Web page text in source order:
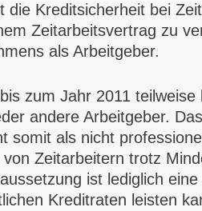
die Kreditsicherheit bei
Zeitarbeitsvertrag zu
als Arbeitgeber.
zum Jahr 2011
andere Arbeitgeber.
somit als nicht
Zeitarbeitern trotz
ist lediglich
Kreditraten leisten